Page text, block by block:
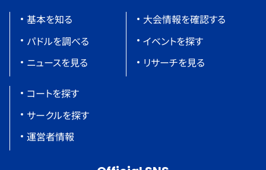
基本を知る
パドルを調べる
ニュースを見る
大会情報を確認する
イベントを探す
リサーチを見る
コートを探す
サークルを探す
運営者情報